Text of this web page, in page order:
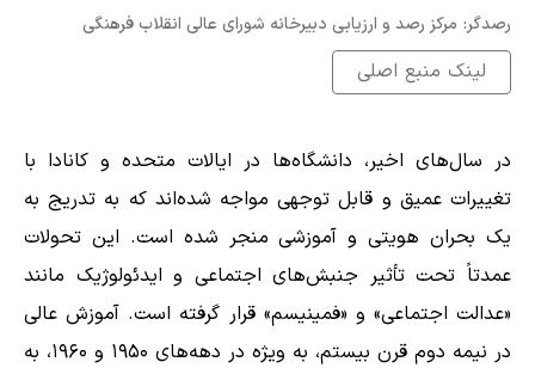
مرکز رصد و ارزیابی دبیرخانه شورای عالی انقلاب فرهنگی :رصدگر
لینک منبع اصلی
در سال‌های اخیر، دانشگاه‌ها در ایالات متحده و کانادا با
تغییرات عمیق و قابل توجهی مواجه شده‌اند که به تدریج به
یک بحران هویتی و آموزشی منجر شده است. این تحولات
عمدتاً تحت تأثیر جنبش‌های اجتماعی و ایدئولوژیک مانند
«عدالت اجتماعی» و «فمینیسم» قرار گرفته‌ است. آموزش عالی
در نیمه دوم قرن بیستم، به ویژه در دهه‌های ۱۹۵۰ و ۱۹۶۰، به